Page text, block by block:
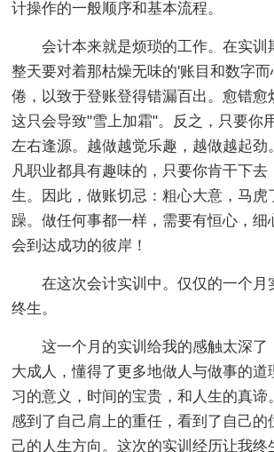
计操作的一般顺序和基本流程。
会计本来就是烦琐的工作。在实训
整天要对着那枯燥无味的'账目和数字
倦，以致于登账登得错漏百出。愈错愈
这只会导致"雪上加霜"。反之，只要你
左右逢源。越做越觉乐趣，越做越起劲
凡职业都具有趣味的，只要你肯干下去
生。因此，做账切忌：粗心大意，马虎
躁。做任何事都一样，需要有恒心，细
会到达成功的彼岸！
在这次会计实训中。仅仅的一个月
终生。
这一个月的实训给我的感触太深了
大成人，懂得了更多地做人与做事的道
习的意义，时间的宝贵，和人生的真谛
感到了自己肩上的重任，看到了自己的
己的人生方向。这次的实训经历让我终